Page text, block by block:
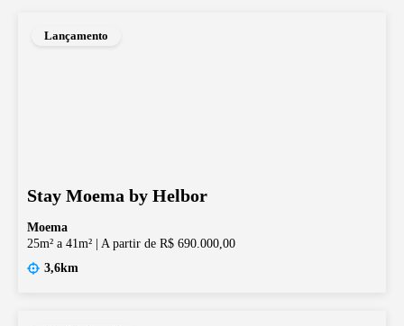
Lançamento
Stay Moema by Helbor
Moema
25m² a 41m²
A partir de R$ 690.000,00
3,6km